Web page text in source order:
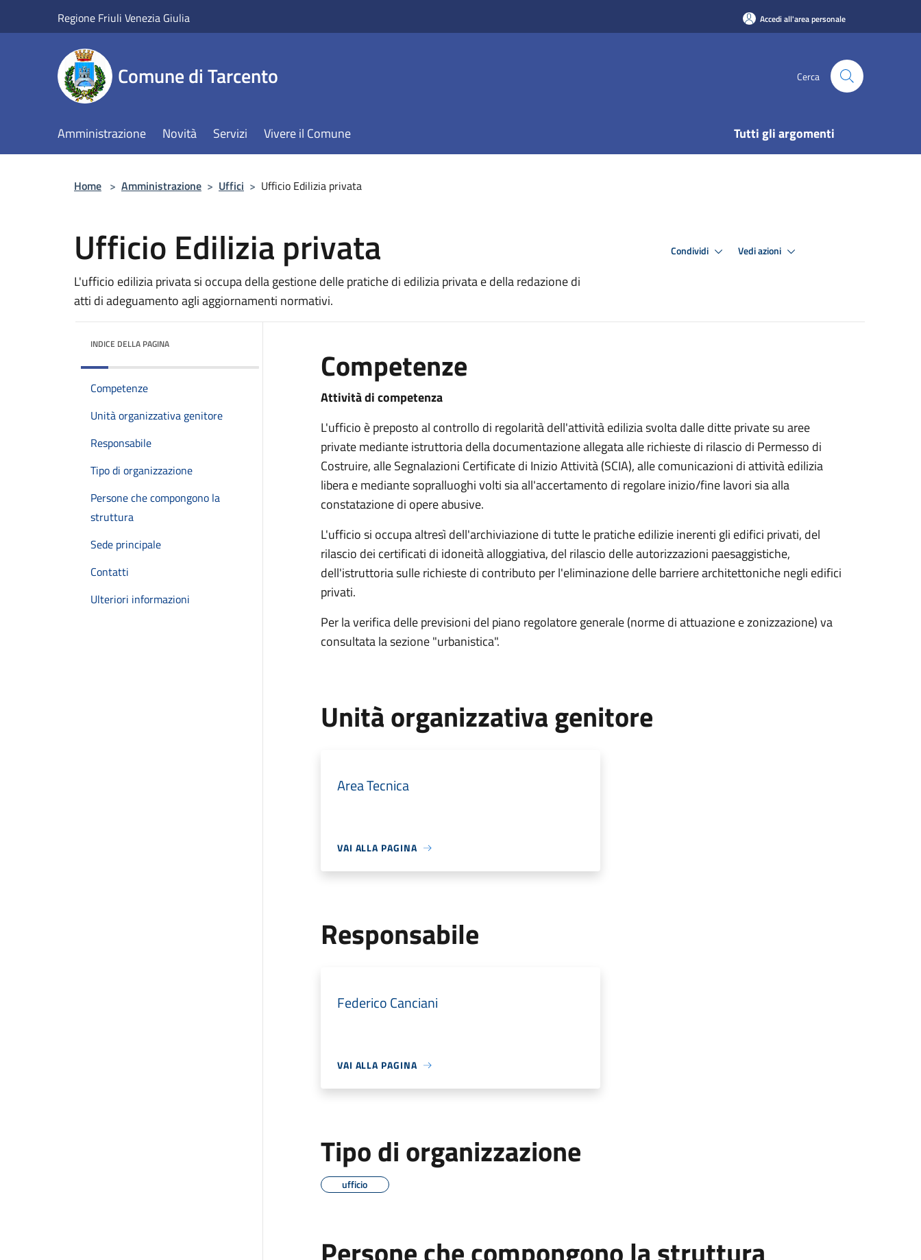
Regione Friuli Venezia Giulia Accedi all'area personale
Comune di Tarcento Cerca
Amministrazione Novità Servizi Vivere il Comune Tutti gli argomenti
Home > Amministrazione > Uffici > Ufficio Edilizia privata
Ufficio Edilizia privata
L'ufficio edilizia privata si occupa della gestione delle pratiche di edilizia privata e della redazione di
atti di adeguamento agli aggiornamenti normativi.
Condividi Vedi azioni
INDICE DELLA PAGINA
Competenze
Unità organizzativa genitore
Responsabile
Tipo di organizzazione
Persone che compongono la
struttura
Sede principale
Contatti
Ulteriori informazioni
Competenze
Attività di competenza
L'ufficio è preposto al controllo di regolarità dell'attività edilizia svolta dalle ditte private su aree
private mediante istruttoria della documentazione allegata alle richieste di rilascio di Permesso di
Costruire, alle Segnalazioni Certificate di Inizio Attività (SCIA), alle comunicazioni di attività edilizia
libera e mediante sopralluoghi volti sia all'accertamento di regolare inizio/fine lavori sia alla
constatazione di opere abusive.
L'ufficio si occupa altresì dell'archiviazione di tutte le pratiche edilizie inerenti gli edifici privati, del
rilascio dei certificati di idoneità alloggiativa, del rilascio delle autorizzazioni paesaggistiche,
dell'istruttoria sulle richieste di contributo per l'eliminazione delle barriere architettoniche negli edifici
privati.
Per la verifica delle previsioni del piano regolatore generale (norme di attuazione e zonizzazione) va
consultata la sezione "urbanistica".
Unità organizzativa genitore
Area Tecnica
VAI ALLA PAGINA
Responsabile
Federico Canciani
VAI ALLA PAGINA
Tipo di organizzazione
ufficio